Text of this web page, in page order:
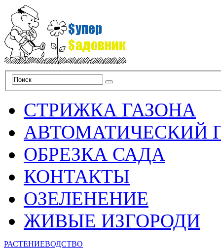
СТРИЖКА ГАЗОНА
АВТОМАТИЧЕСКИЙ
ОБРЕЗКА САДА
КОНТАКТЫ
ОЗЕЛЕНЕНИЕ
ЖИВЫЕ ИЗГОРОДИ
РАСТЕНИЕВОДСТВО